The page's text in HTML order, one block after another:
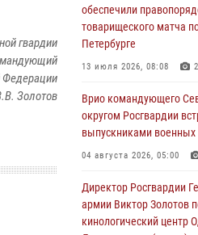
гвардии
Федерации
Золотов
мероприятия,
физкультурника
08 августа 2026, 04:00
всероссийская акция
Росгвардией"
08 августа 2026, 00:00
полковник Владислав
военнослужащих и
Днем физкультурника
обеспечили
товарищеского матча
Петербурге
13 июля 2026, 08:08 2
Врио командующего
округом Росгвардии
выпускниками военных
04 августа 2026, 05:00
Директор Росгвардии
армии Виктор Золотов
кинологический